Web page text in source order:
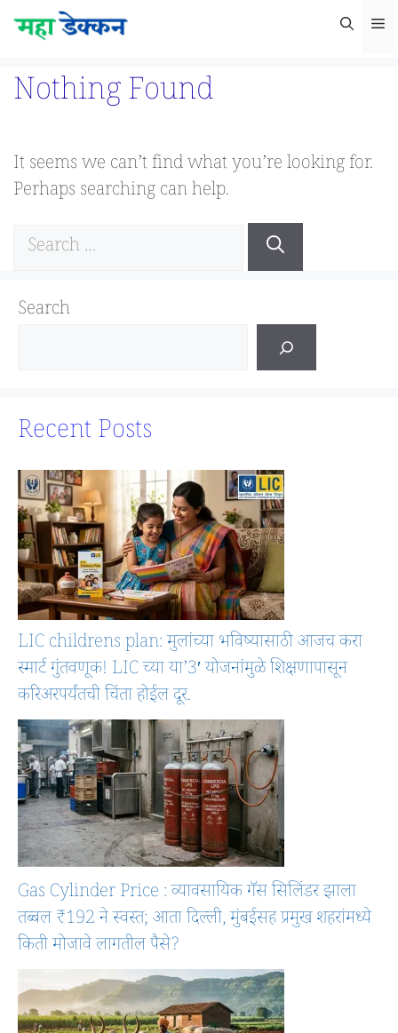
Skip
Nothing Found
It seems we can’t find what you’re looking for.
Perhaps searching can help.
Search
Search
Recent Posts
LIC childrens plan: मुलांच्या भविष्यासाठी आजच करा
स्मार्ट गुंतवणूक! LIC च्या या’3′ योजनांमुळे शिक्षणापासून
करिअरपर्यंतची चिंता होईल दूर.
Gas Cylinder Price : व्यावसायिक गॅस सिलिंडर झाला
तब्बल ₹192 ने स्वस्त; आता दिल्ली, मुंबईसह प्रमुख शहरांमध्ये
किती मोजावे लागतील पैसे?